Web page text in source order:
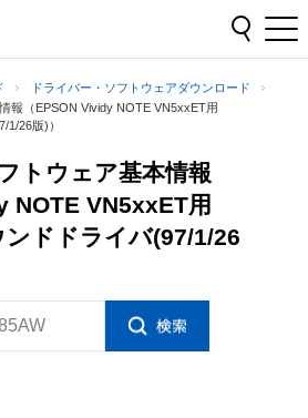
ドライバー・ソフトウェアダウンロード
報（EPSON Vividy NOTE VN5xxET用
1/26版)）
トウェア基本情報
NOTE VN5xxET用
ドドライバ(97/1/26